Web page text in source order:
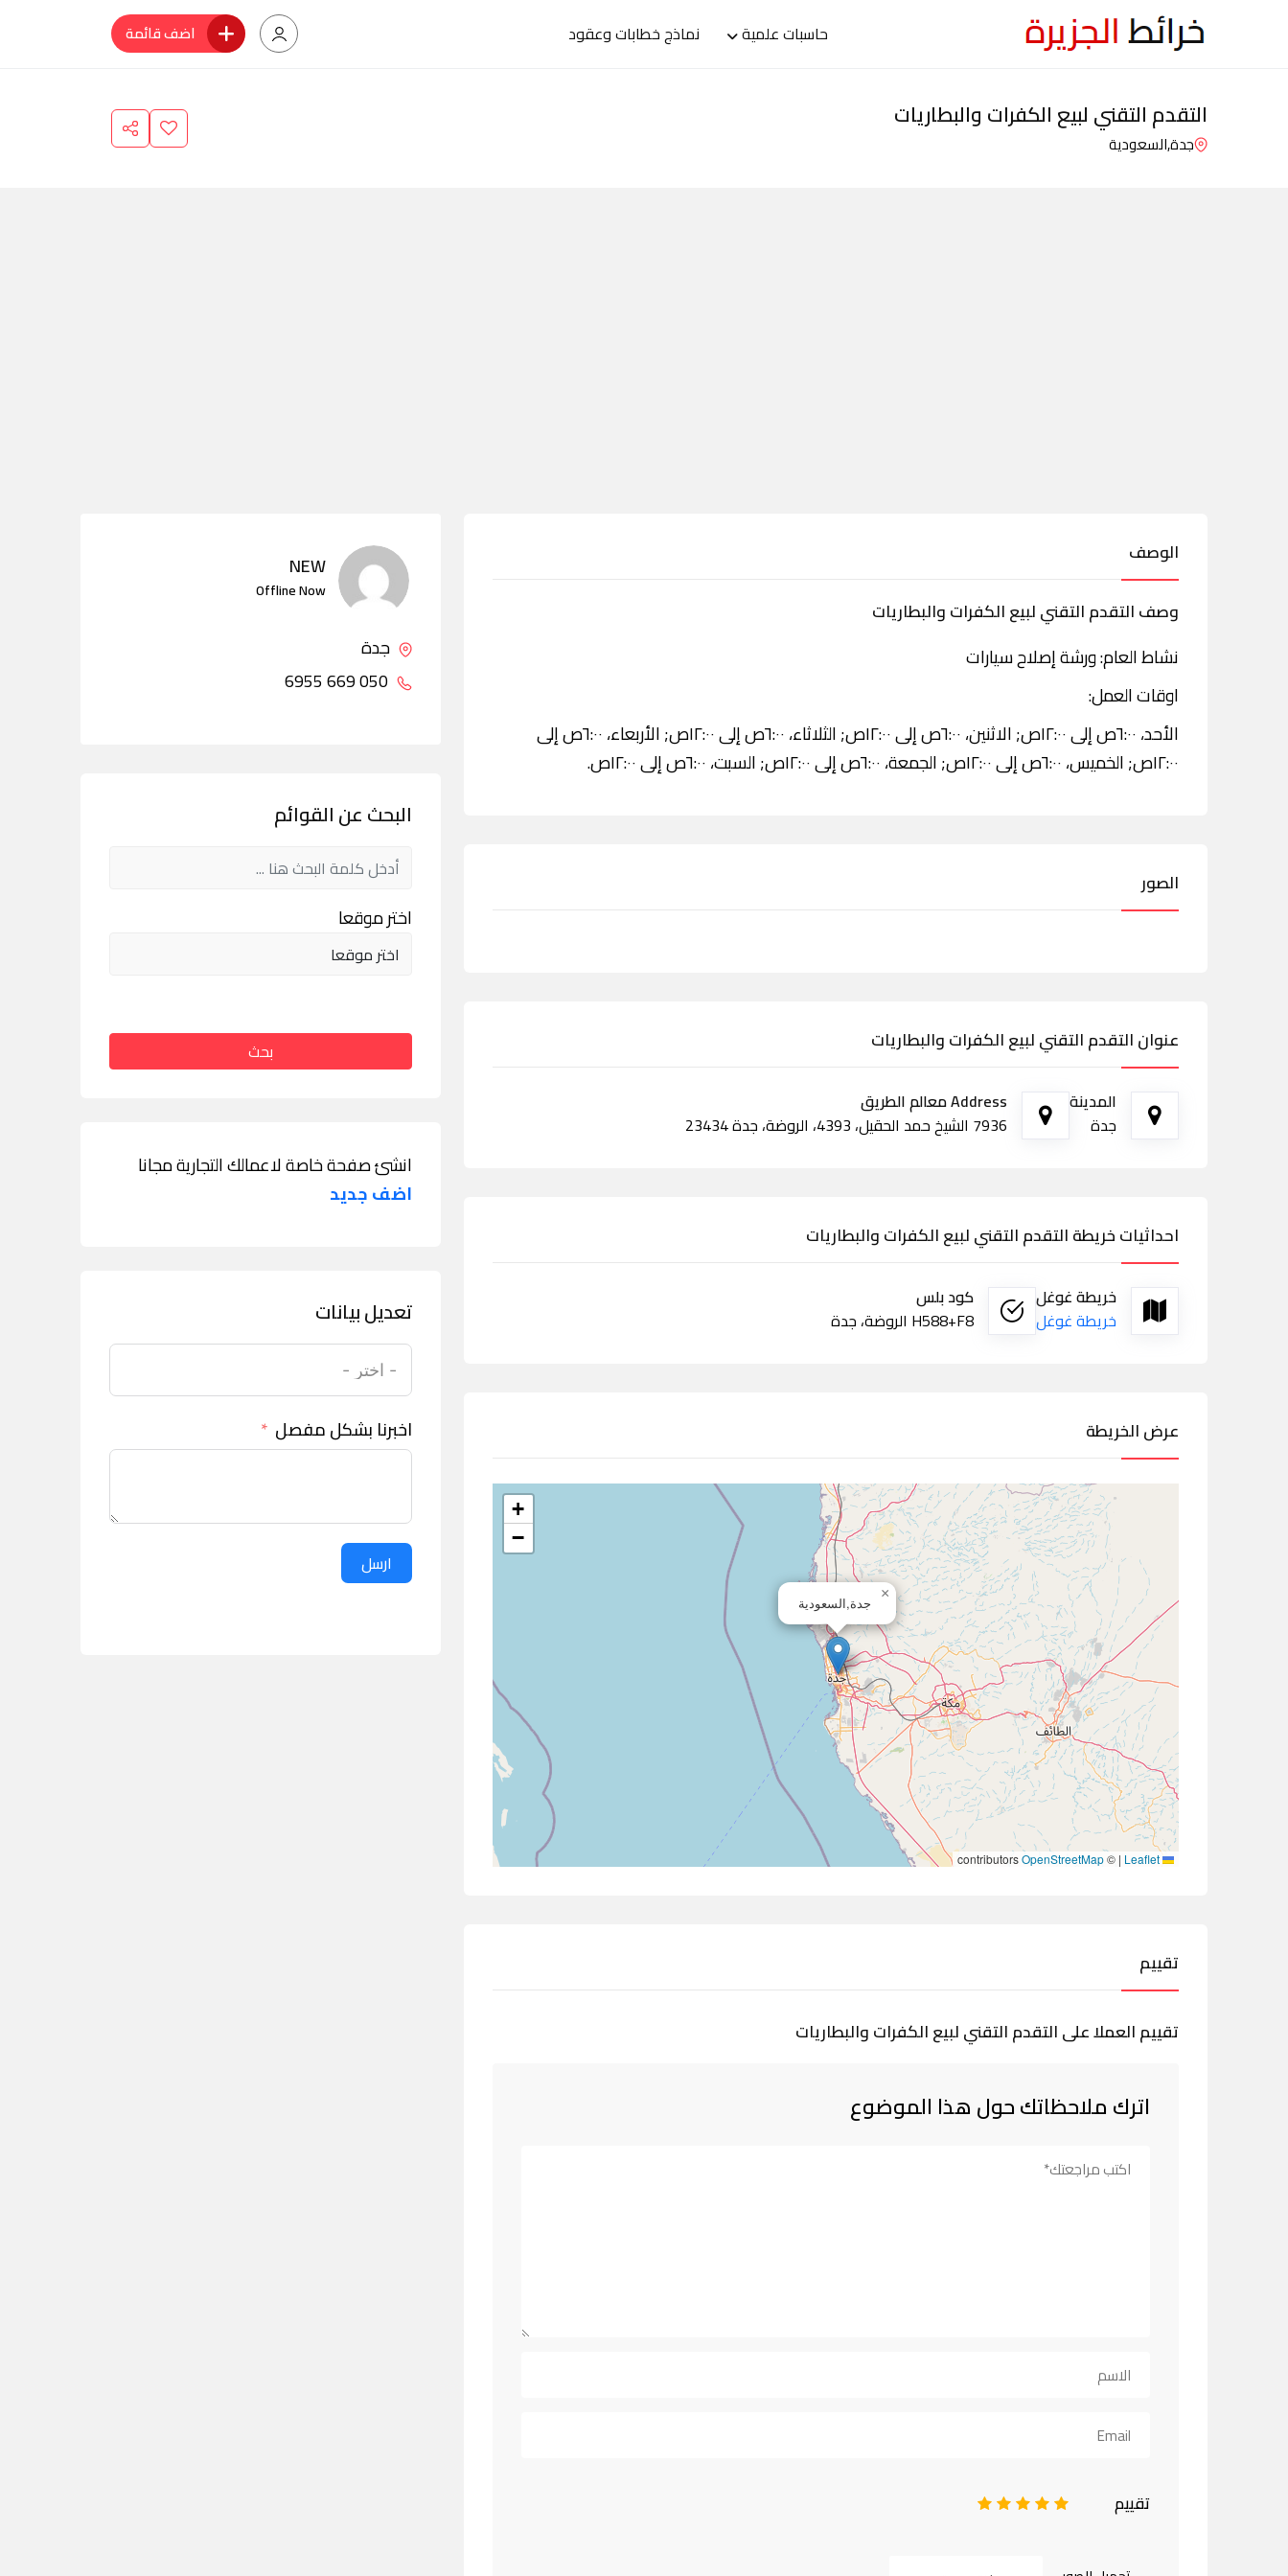
حاسبات علمية نماذج خطابات وعقود اضف قائمة
التقدم التقني لبيع الكفرات والبطاريات
جدة,السعودية
الوصف
وصف التقدم التقني لبيع الكفرات والبطاريات
نشاط العام: ورشة إصلاح سيارات
اوقات العمل:
الأحد، ٦:٠٠ص إلى ١٢:٠٠ص; الاثنين، ٦:٠٠ص إلى ١٢:٠٠ص; الثلاثاء، ٦:٠٠ص إلى ١٢:٠٠ص; الأربعاء، ٦:٠٠ص إلى
١٢:٠٠ص; الخميس، ٦:٠٠ص إلى ١٢:٠٠ص; الجمعة، ٦:٠٠ص إلى ١٢:٠٠ص; السبت، ٦:٠٠ص إلى ١٢:٠٠ص.
الصور
عنوان التقدم التقني لبيع الكفرات والبطاريات
المدينة
جدة
Address معالم الطريق
7936 الشيخ حمد الحقيل، 4393، الروضة، جدة 23434
احداثيات خريطة التقدم التقني لبيع الكفرات والبطاريات
خريطة غوغل
خريطة غوغل
كود بلس
H588+F8 الروضة، جدة
عرض الخريطة
جدة,السعودية
×
+
−
|
©
OpenStreetMap
تقييم
تقييم العملا على التقدم التقني لبيع الكفرات والبطاريات
اترك ملاحظاتك حول هذا الموضوع
تقييم 5
4
3
2
NEW
Offline Now
جدة
البحث عن القوائم
اختر موقعا
بحث
انشئ صفحة خاصة لاعمالك التجارية مجانا
اضف جديد
تعديل بيانات
اخبرنا بشكل مفصل
ارسل